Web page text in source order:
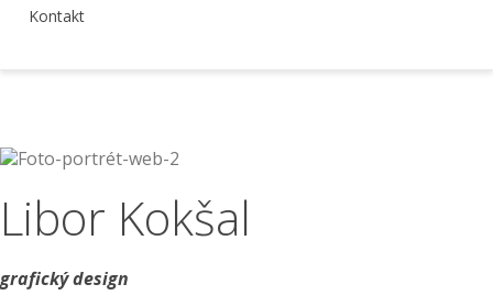
Kontakt
Libor Kokšal
grafický design